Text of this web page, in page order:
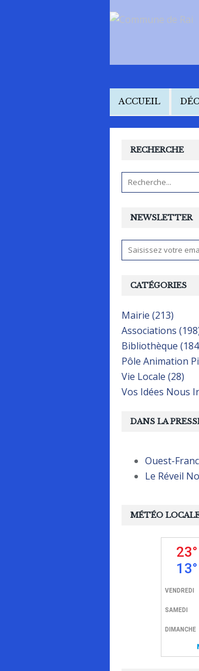
ACCUEIL
NEWSLETTER
RECHERCHE
CATÉGORIES
Mairie (213)
Associations
Bibliothèque
Pôle Animation
Vie Locale (28)
Vos Idées Nous
MÉTÉO
DANS LA
Ouest-
Le Réveil